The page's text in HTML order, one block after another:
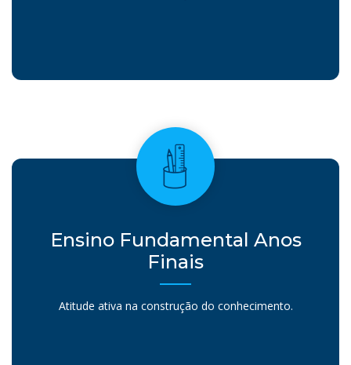
Ensino Fundamental Anos
Finais
Atitude ativa na construção do conhecimento.